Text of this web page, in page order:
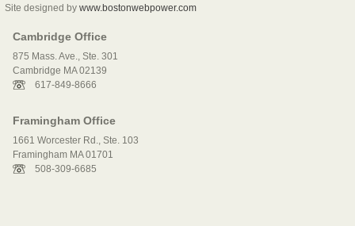
Site designed by www.bostonwebpower.com
Cambridge Office
875 Mass. Ave., Ste. 301
Cambridge MA 02139
617-849-8666
Framingham Office
1661 Worcester Rd., Ste. 103
Framingham MA 01701
508-309-6685